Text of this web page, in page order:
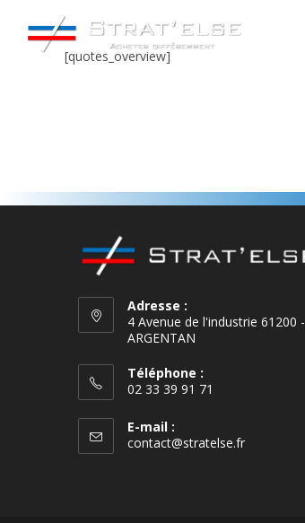
[quotes_overview]
Adresse :
4 Avenue de l'industrie 61200 -
ARGENTAN
Téléphone :
02 33 39 91 71
E-mail :
contact@stratelse.fr